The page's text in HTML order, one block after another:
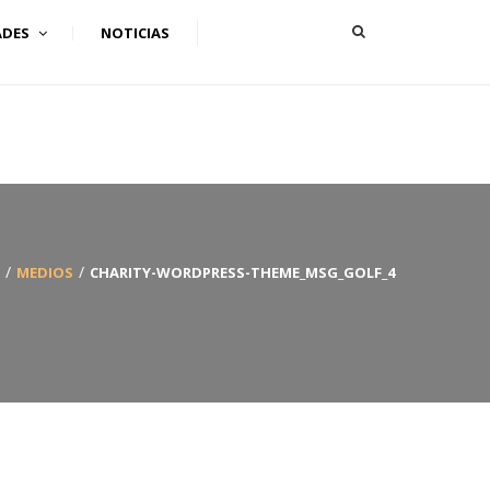
NOTICIAS
MEDIOS CHARITY-WORDPRESS-THEME_MSG_GOLF_4